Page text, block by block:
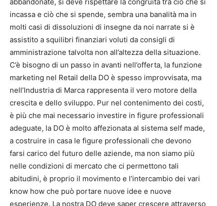
incassa e ciò che si spende, sembra una banalità ma in
molti casi di dissoluzioni di insegne da noi narrate si è
assistito a squilibri finanziari voluti da consigli di
amministrazione talvolta non all’altezza della situazione.
C’è bisogno di un passo in avanti nell’offerta, la funzione
marketing nel Retail della DO è spesso improvvisata, ma
nell’Industria di Marca rappresenta il vero motore della
crescita e dello sviluppo. Pur nel contenimento dei costi,
è più che mai necessario investire in figure professionali
adeguate, la DO è molto affezionata al sistema self made,
a costruire in casa le figure professionali che devono
farsi carico del futuro delle aziende, ma non siamo più
nelle condizioni di mercato che ci permettono tali
abitudini, è proprio il movimento e l’intercambio dei vari
know how che può portare nuove idee e nuove
esperienze. La nostra DO deve saper crescere attraverso